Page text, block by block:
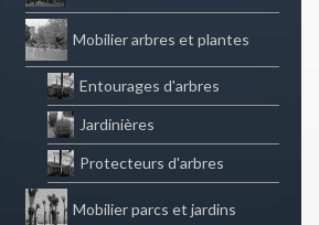
Mobilier arbres et plantes
Entourages d'arbres
Jardinières
Protecteurs d'arbres
Mobilier parcs et jardins